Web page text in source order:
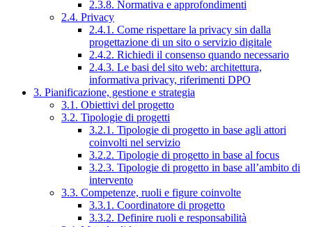
2.3.8. Normativa e approfondimenti
2.4. Privacy
2.4.1. Come rispettare la privacy sin dalla
progettazione di un sito o servizio digitale
2.4.2. Richiedi il consenso quando necessario
2.4.3. Le basi del sito web: architettura,
informativa privacy, riferimenti DPO
3. Pianificazione, gestione e strategia
3.1. Obiettivi del progetto
3.2. Tipologie di progetti
3.2.1. Tipologie di progetto in base agli attori
coinvolti nel servizio
3.2.2. Tipologie di progetto in base al focus
3.2.3. Tipologie di progetto in base all’ambito di
intervento
3.3. Competenze, ruoli e figure coinvolte
3.3.1. Coordinatore di progetto
3.3.2. Definire ruoli e responsabilità